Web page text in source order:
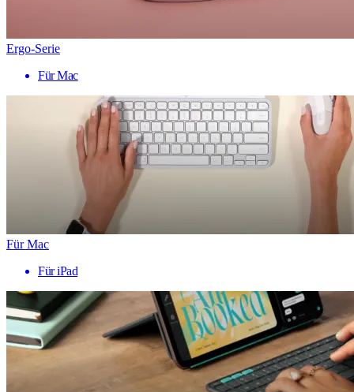
Ergo-Serie
Für Mac
Für Mac
Für iPad